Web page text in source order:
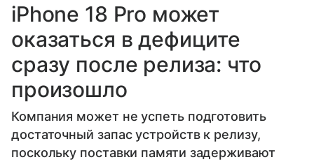
iPhone 18 Pro может
оказаться в дефиците
сразу после релиза: что
произошло
Компания может не успеть подготовить
достаточный запас устройств к релизу,
поскольку поставки памяти задерживают